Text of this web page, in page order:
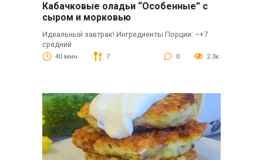
Кабачковые оладьи “Особенные” с
сыром и морковью
Идеальный завтрак! Ингредиенты Порции: –+7
средний
40 мин. 7 0 2.3к.